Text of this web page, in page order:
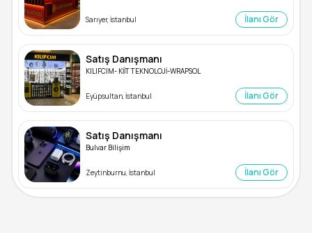
Sarıyer, İstanbul İlanı Gör
Satış Danışmanı
KILIFCIM- KİİT TEKNOLOJİ-WRAPSOL
Eyüpsultan, İstanbul İlanı Gör
Satış Danışmanı
Bulvar Bilişim
Zeytinburnu, İstanbul İlanı Gör